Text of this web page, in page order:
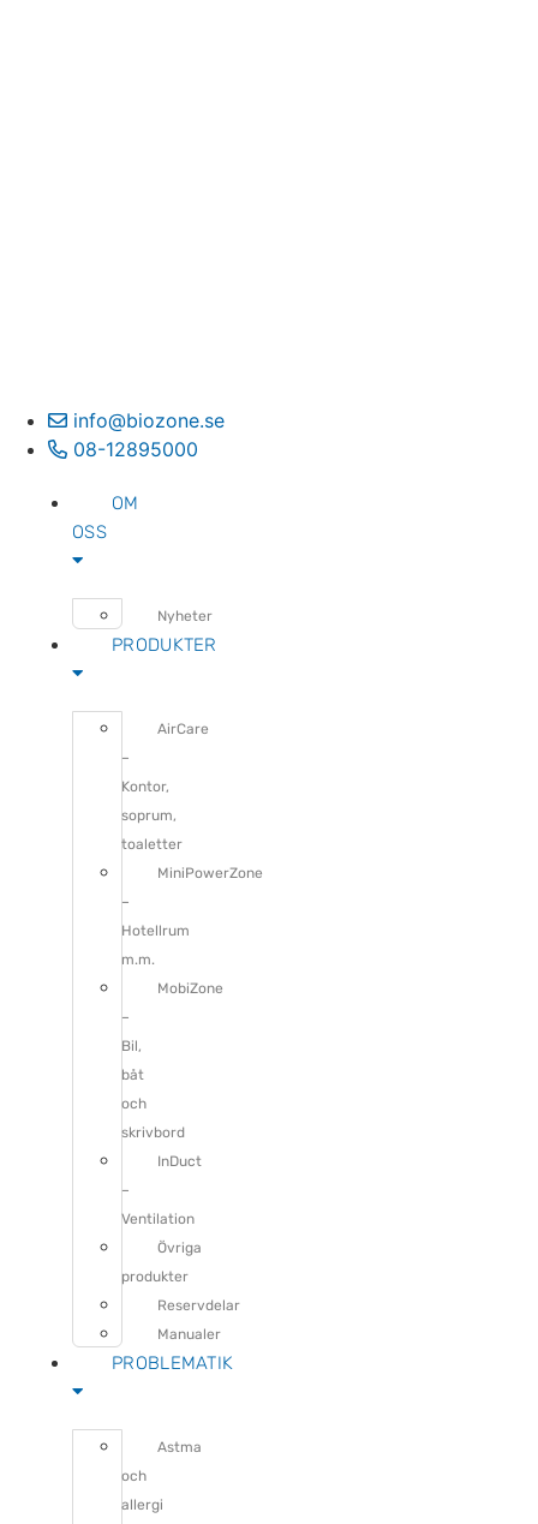
info@biozone.se
08-12895000
OM
OSS
Nyheter
PRODUKTER
AirCare
–
Kontor,
soprum,
toaletter
MiniPowerZone
–
Hotellrum
m.m.
MobiZone
–
Bil,
båt
och
skrivbord
InDuct
–
Ventilation
Övriga
produkter
Reservdelar
Manualer
PROBLEMATIK
Astma
och
allergi